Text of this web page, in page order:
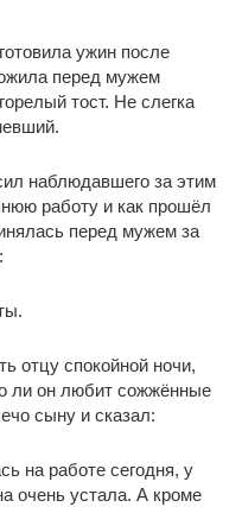
ужин после
перед мужем
тост. Не слегка
наблюдавшего за этим
работу и как прошёл
перед мужем за
отцу спокойной ночи,
ли он любит сожжённые
сыну и сказал:
на работе сегодня, у
очень устала. А кроме